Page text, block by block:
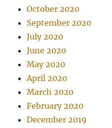
October 2020
September 2020
July 2020
June 2020
May 2020
April 2020
March 2020
February 2020
December 2019